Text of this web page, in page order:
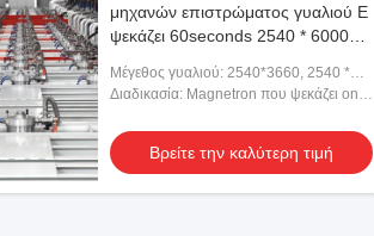
μηχανών επιστρώματος γυαλιού Ε
ψεκάζει 60seconds 2540 * 6000
Μέγεθος γυαλιού: 2540*3660, 2540 *
6000 χιλ.
Διαδικασία: Magnetron που ψεκάζει on-
Βρείτε την καλύτερη τιμή